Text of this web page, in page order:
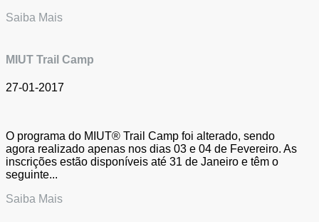
Saiba Mais
MIUT Trail Camp
27-01-2017
O programa do MIUT® Trail Camp foi alterado, sendo
agora realizado apenas nos dias 03 e 04 de Fevereiro. As
inscrições estão disponíveis até 31 de Janeiro e têm o
seguinte...
Saiba Mais